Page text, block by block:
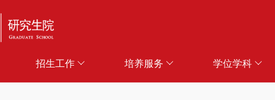
招生工作 培养服务 学位学科